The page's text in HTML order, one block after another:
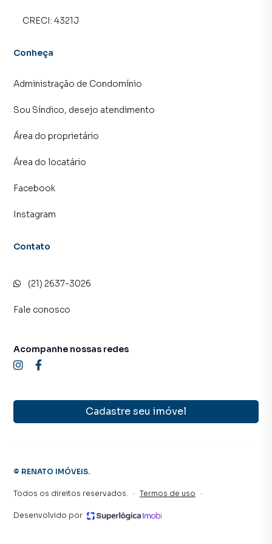
programadores, corretores treinados e uma central de
inquilinos.
CRECI: 4321J
Conheça
Administração de Condomínio
Sou Síndico, desejo atendimento
Área do proprietário
Área do locatário
Facebook
Instagram
Contato
(21) 2637-3026
Fale conosco
Cadastre seu imóvel
Acompanhe nossas redes
© RENATO IMÓVEIS.
Todos os direitos reservados. · Termos de uso ·
Desenvolvido por